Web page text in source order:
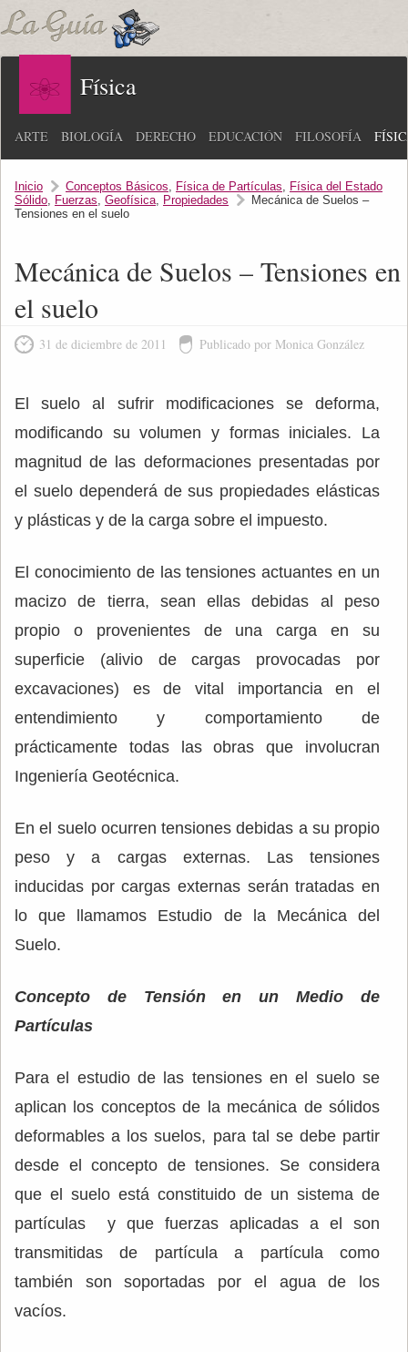
Física
ARTE BIOLOGÍA DERECHO EDUCACIÓN FILOSOFÍA
Inicio Conceptos Básicos, Física de Partículas, Física del Estado
Sólido, Fuerzas, Geofísica, Propiedades
Mecánica de Suelos –
Tensiones en el suelo
Mecánica de Suelos – Tensiones en
el suelo
31 de diciembre de 2011 Publicado por Monica González
El suelo al sufrir modificaciones se deforma,
modificando su volumen y formas iniciales. La
magnitud de las deformaciones presentadas por
el suelo dependerá de sus propiedades elásticas
y plásticas y de la carga sobre el impuesto.
El conocimiento de las tensiones actuantes en un
macizo de tierra, sean ellas debidas al peso
propio o provenientes de una carga en su
superficie (alivio de cargas provocadas por
excavaciones) es de vital importancia en el
entendimiento y comportamiento de
prácticamente todas las obras que involucran
Ingeniería Geotécnica.
En el suelo ocurren tensiones debidas a su propio
peso y a cargas externas. Las tensiones
inducidas por cargas externas serán tratadas en
lo que llamamos Estudio de la Mecánica del
Suelo.
Concepto de Tensión en un Medio de
Partículas
Para el estudio de las tensiones en el suelo se
aplican los conceptos de la mecánica de sólidos
deformables a los suelos, para tal se debe partir
desde el concepto de tensiones. Se considera
que el suelo está constituido de un sistema de
partículas y que fuerzas aplicadas a el son
transmitidas de partícula a partícula como
también son soportadas por el agua de los
vacíos.